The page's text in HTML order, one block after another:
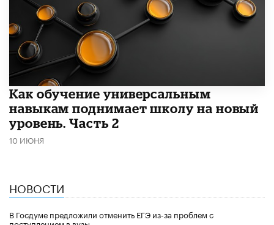
​Как обучение универсальным
навыкам поднимает школу на новый
уровень. Часть 2
10 ИЮНЯ
НОВОСТИ
В Госдуме предложили отменить ЕГЭ из-за проблем с